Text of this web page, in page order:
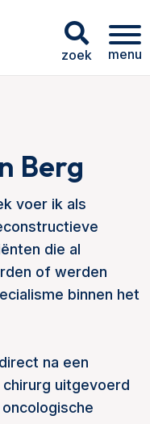
zoek menu
Berg
voer ik als
die al
of werden
binnen het
na een
uitgevoerd